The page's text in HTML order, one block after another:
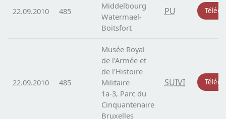
22.09.2010 485
Middelbourg
Watermael-
Boitsfort
PU
22.09.2010 485
Musée Royal
de l'Armée et
de l'Histoire
Militaire
1a-3, Parc du
Cinquantenaire
Bruxelles
SUIVI